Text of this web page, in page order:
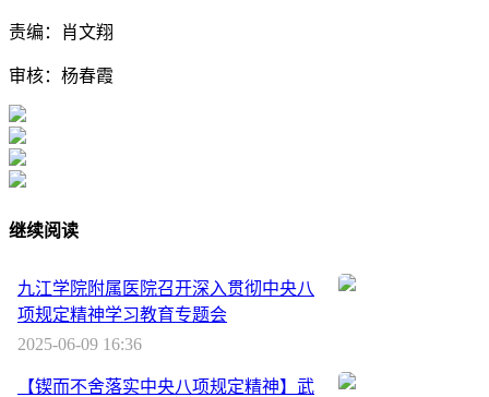
责编：肖文翔
审核：杨春霞
继续阅读
九江学院附属医院召开深入贯彻中央八
项规定精神学习教育专题会
2025-06-09 16:36
【锲而不舍落实中央八项规定精神】武